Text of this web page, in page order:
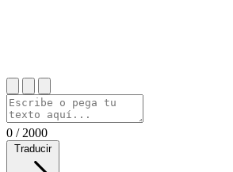
0 / 2000
Traducir